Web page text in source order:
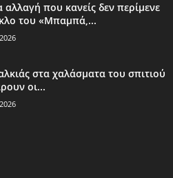
αλλαγή που κανείς δεν περίμενε
του «Μπαμπά,...
στα χαλάσματα του σπιτιού
οι...